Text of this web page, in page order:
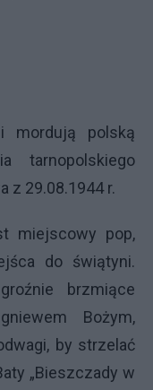
mordują polską
tarnopolskiego
z 29.08.1944 r.
miejscowy pop,
do świątyni.
brzmiące
Bożym,
by strzelać
„Bieszczady w